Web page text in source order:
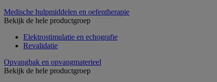
Medische hulpmiddelen en oefentherapie
Bekijk de hele productgroep
Elektrostimulatie en echografie
Revalidatie
Opvangbak en opvangmaterieel
Bekijk de hele productgroep